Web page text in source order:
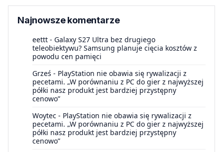
Najnowsze komentarze
eettt - Galaxy S27 Ultra bez drugiego
teleobiektywu? Samsung planuje cięcia kosztów z
powodu cen pamięci
Grześ - PlayStation nie obawia się rywalizacji z
pecetami. „W porównaniu z PC do gier z najwyższej
półki nasz produkt jest bardziej przystępny
cenowo”
Woytec - PlayStation nie obawia się rywalizacji z
pecetami. „W porównaniu z PC do gier z najwyższej
półki nasz produkt jest bardziej przystępny
cenowo”